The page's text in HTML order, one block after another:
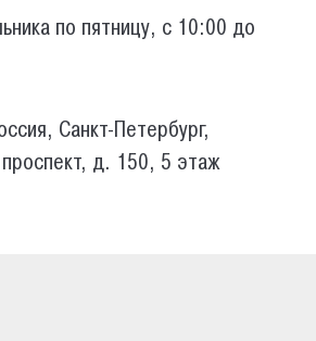
по пятницу, с 10:00 до
Санкт-Петербург,
проспект, д. 150, 5 этаж